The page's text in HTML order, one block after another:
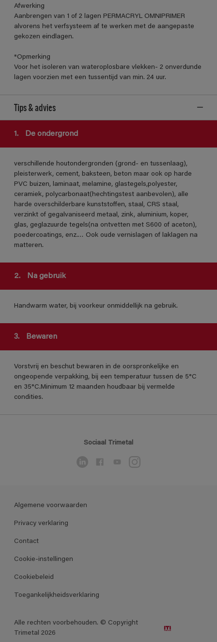
Afwerking
Aanbrengen van 1 of 2 lagen PERMACRYL OMNIPRIMER
alvorens het verfsysteem af te werken met de aangepaste
gekozen eindlagen.
*Opmerking
Voor het isoleren van wateroplosbare vlekken- 2 onverdunde
lagen voorzien met een tussentijd van min. 24 uur.
Tips & advies
1. De ondergrond
verschillende houtondergronden (grond- en tussenlaag),
pleisterwerk, cement, baksteen, beton maar ook op harde
PVC buizen, laminaat, melamine, glastegels,polyester,
ceramiek, polycarbonaat(hechtingstest aanbevolen), alle
harde overschilderbare kunststoffen, staal, CRS staal,
verzinkt of gegalvaniseerd metaal, zink, aluminium, koper,
glas, geglazuurde tegels(na ontvetten met S600 of aceton),
poedercoatings, enz.… Ook oude vernislagen of laklagen na
matteren.
2. Na gebruik
Handwarm water, bij voorkeur onmiddellijk na gebruik.
3. Bewaren
Vorstvrij en beschut bewaren in de oorspronkelijke en
ongeopende verpakking, bij een temperatuur tussen de 5°C
en 35°C.Minimum 12 maanden houdbaar bij vermelde
condities.
Sociaal Trimetal
Algemene voorwaarden
Privacy verklaring
Contact
Cookie-instellingen
Cookiebeleid
Toegankelijkheidsverklaring
Alle rechten voorbehouden. © Copyright
Trimetal 2026